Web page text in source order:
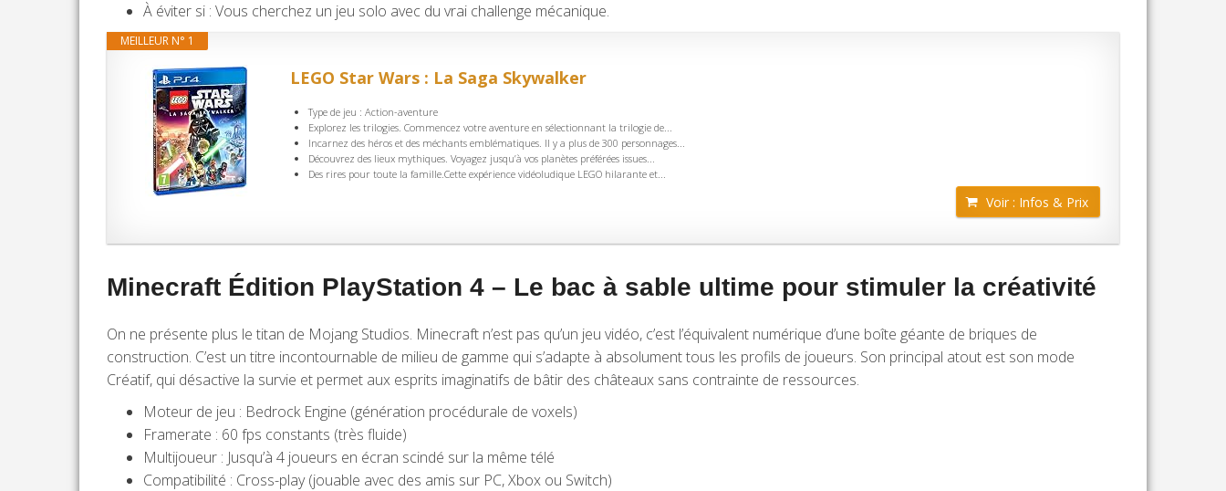
À éviter si : Vous cherchez un jeu solo avec du vrai challenge mécanique.
MEILLEUR N° 1
LEGO Star Wars : La Saga Skywalker
Type de jeu : Action-aventure
Explorez les trilogies. Commencez votre aventure en sélectionnant la trilogie de...
Incarnez des héros et des méchants emblématiques. Il y a plus de 300 personnages...
Découvrez des lieux mythiques. Voyagez jusqu’à vos planètes préférées issues...
Des rires pour toute la famille.Cette expérience vidéoludique LEGO hilarante et...
Voir : Infos & Prix
Minecraft Édition PlayStation 4 – Le bac à sable ultime pour stimuler la créativité
On ne présente plus le titan de Mojang Studios. Minecraft n’est pas qu’un jeu vidéo, c’est l’équivalent numérique d’une boîte géante de briques de
construction. C’est un titre incontournable de milieu de gamme qui s’adapte à absolument tous les profils de joueurs. Son principal atout est son mode
Créatif, qui désactive la survie et permet aux esprits imaginatifs de bâtir des châteaux sans contrainte de ressources.
Moteur de jeu : Bedrock Engine (génération procédurale de voxels)
Framerate : 60 fps constants (très fluide)
Multijoueur : Jusqu’à 4 joueurs en écran scindé sur la même télé
Compatibilité : Cross-play (jouable avec des amis sur PC, Xbox ou Switch)